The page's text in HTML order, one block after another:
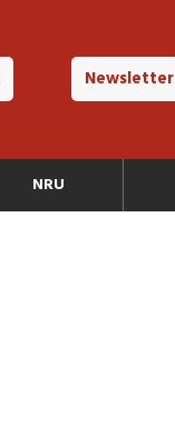
Newsletter
NRU